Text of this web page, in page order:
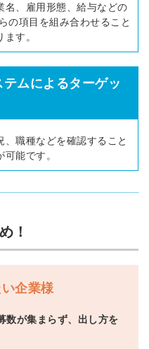
名、雇用形態、給与などの
の項目を組み合わせること
す。
ムによるターゲッ
職種などを確認すること
能です。
！
企業様
数が集まらず、出し方を